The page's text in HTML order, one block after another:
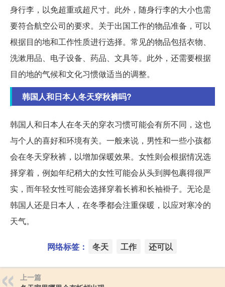
身行李，以免超重或超尺寸。此外，随身行李的大小也需
要符合航空公司的要求。关于出国工作的物品准备，可以
根据目的地和工作性质进行选择。常见的物品包括衣物、
洗漱用品、电子设备、药品、文具等。此外，还需要根据
目的地的气候和文化习惯做适当的调整。
韩国人和日本人冬天穿秋裤吗?
韩国人和日本人在冬天的穿衣习惯可能会有所不同，这也
与个人的喜好和环境有关。一般来说，男性和一些小孩都
会在冬天穿秋裤，以增加保暖效果。女性则会根据情况选
择穿着，例如年纪稍大的女性可能会从头到脚包裹得很严
实，而年轻女性可能会选择穿着长裤和长袖褂子。无论是
韩国人还是日本人，在冬季都会注重保暖，以应对寒冷的
天气。
网络标签： 冬天 工作 还可以
上一篇